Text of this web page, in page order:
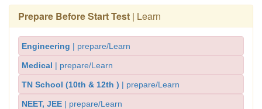
Prepare Before Start Test | Learn
Engineering | prepare/Learn
Medical | prepare/Learn
TN School (10th & 12th ) | prepare/Learn
NEET, JEE | prepare/Learn